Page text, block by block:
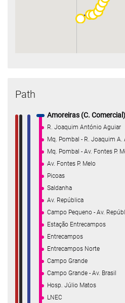
Path
Amoreiras (C. Comercial)
R. Joaquim António Aguiar
Mq. Pombal - R. Joaquim A.
Mq. Pombal - Av. Fontes P.
Av. Fontes P. Melo
Picoas
Saldanha
Av. República
Campo Pequeno - Av.
Estação Entrecampos
Entrecampos
Entrecampos Norte
Campo Grande
Campo Grande - Av. Brasil
Hosp. Júlio Matos
LNEC